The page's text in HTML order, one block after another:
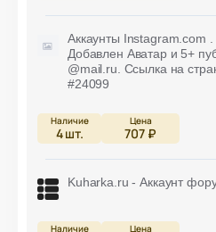
Аккаунты Instagram.com .
Добавлен Аватар и 5+
@mail.ru. Ссылка на
#24099
4шт. 707 ₽
Kuharka.ru - Аккаунт